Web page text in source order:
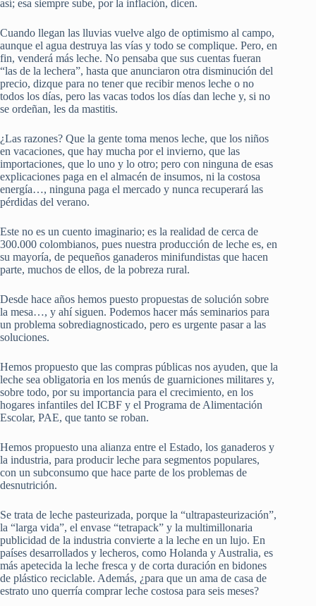
así; esa siempre sube, por la inflación, dicen.
Cuando llegan las lluvias vuelve algo de optimismo al campo,
aunque el agua destruya las vías y todo se complique. Pero, en
fin, venderá más leche. No pensaba que sus cuentas fueran
“las de la lechera”, hasta que anunciaron otra disminución del
precio, dizque para no tener que recibir menos leche o no
todos los días, pero las vacas todos los días dan leche y, si no
se ordeñan, les da mastitis.
¿Las razones? Que la gente toma menos leche, que los niños
en vacaciones, que hay mucha por el invierno, que las
importaciones, que lo uno y lo otro; pero con ninguna de esas
explicaciones paga en el almacén de insumos, ni la costosa
energía…, ninguna paga el mercado y nunca recuperará las
pérdidas del verano.
Este no es un cuento imaginario; es la realidad de cerca de
300.000 colombianos, pues nuestra producción de leche es, en
su mayoría, de pequeños ganaderos minifundistas que hacen
parte, muchos de ellos, de la pobreza rural.
Desde hace años hemos puesto propuestas de solución sobre
la mesa…, y ahí siguen. Podemos hacer más seminarios para
un problema sobrediagnosticado, pero es urgente pasar a las
soluciones.
Hemos propuesto que las compras públicas nos ayuden, que la
leche sea obligatoria en los menús de guarniciones militares y,
sobre todo, por su importancia para el crecimiento, en los
hogares infantiles del ICBF y el Programa de Alimentación
Escolar, PAE, que tanto se roban.
Hemos propuesto una alianza entre el Estado, los ganaderos y
la industria, para producir leche para segmentos populares,
con un subconsumo que hace parte de los problemas de
desnutrición.
Se trata de leche pasteurizada, porque la “ultrapasteurización”,
la “larga vida”, el envase “tetrapack” y la multimillonaria
publicidad de la industria convierte a la leche en un lujo. En
países desarrollados y lecheros, como Holanda y Australia, es
más apetecida la leche fresca y de corta duración en bidones
de plástico reciclable. Además, ¿para que un ama de casa de
estrato uno querría comprar leche costosa para seis meses?